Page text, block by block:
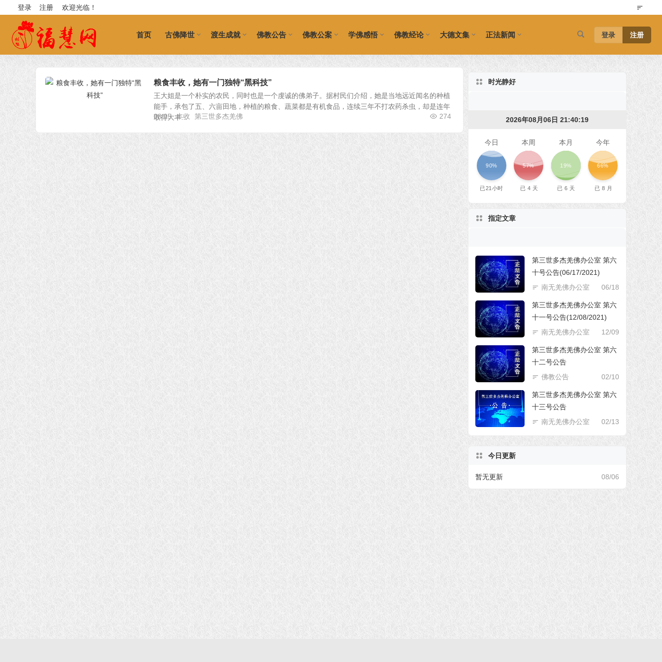
欢迎光临！
登录 注册
首页 古佛降世 渡生成就 佛教公告 佛教公案 学佛感悟 佛教经论 大德文集 正法新闻 登录 注册
粮食丰收，她有一门独特“黑科技”
王大姐是一个朴实的农民，同时也是一个虔诚的佛弟子。据村民们介绍，她是当地远近闻名的种植
能手，承包了五、六亩田地，种植的粮食、蔬菜都是有机食品，连续三年不打农药杀虫，却是连年
取得大丰...
08/05 274
丰收 第三世多杰羌佛
时光静好
2026年08月06日 21:40:19
今日
90%
已21 小时
本周
57%
已 4 天
本月
19%
已 6 天
今年
66%
已 8 月
指定文章
第三世多杰羌佛办公室 第六
十号公告(06/17/2021)
06/18
南无羌佛办公室
第三世多杰羌佛办公室 第六
十一号公告(12/08/2021)
12/09
南无羌佛办公室
第三世多杰羌佛办公室 第六
十二号公告
02/10
佛教公告
第三世多杰羌佛办公室 第六
十三号公告
02/13
南无羌佛办公室
今日更新
08/06
暂无更新